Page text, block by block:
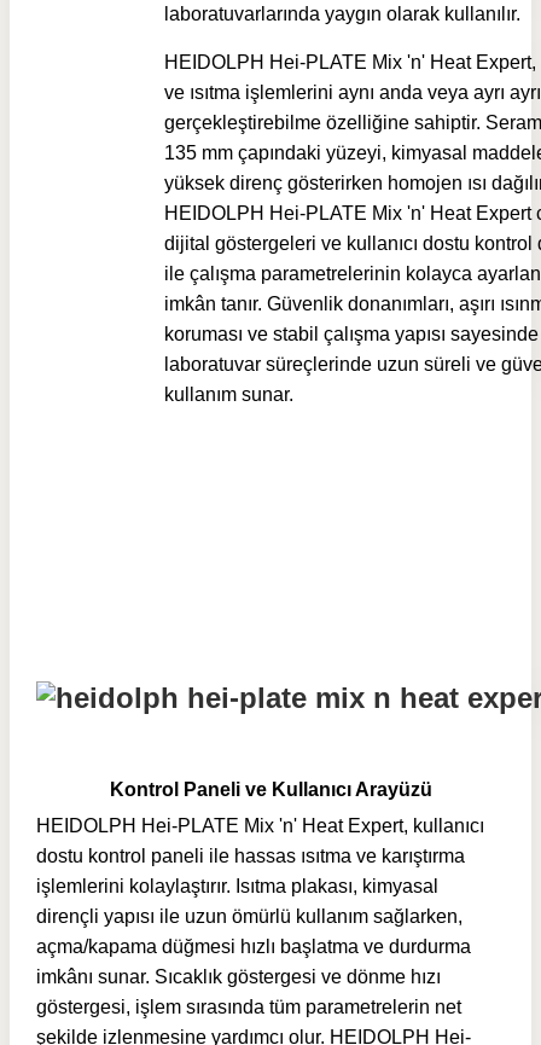
laboratuvarlarında yaygın olarak kullanılır.
HEIDOLPH Hei-PLATE Mix 'n' Heat Expert,
ve ısıtma işlemlerini aynı anda veya ayrı ayrı
gerçekleştirebilme özelliğine sahiptir.
135 mm çapındaki yüzeyi, kimyasal
yüksek direnç gösterirken homojen ısı
HEIDOLPH Hei-PLATE Mix 'n' Heat Expert
dijital göstergeleri ve kullanıcı dostu kontrol
ile çalışma parametrelerinin kolayca
imkân tanır. Güvenlik donanımları, aşırı
koruması ve stabil çalışma yapısı
laboratuvar süreçlerinde uzun süreli ve
kullanım sunar.
Kontrol Paneli ve Kullanıcı Arayüzü
HEIDOLPH Hei-PLATE Mix 'n' Heat Expert, kullanıcı
dostu kontrol paneli ile hassas ısıtma ve karıştırma
işlemlerini kolaylaştırır. Isıtma plakası, kimyasal
dirençli yapısı ile uzun ömürlü kullanım sağlarken,
açma/kapama düğmesi hızlı başlatma ve durdurma
imkânı sunar. Sıcaklık göstergesi ve dönme hızı
göstergesi, işlem sırasında tüm parametrelerin net
şekilde izlenmesine yardımcı olur. HEIDOLPH Hei-